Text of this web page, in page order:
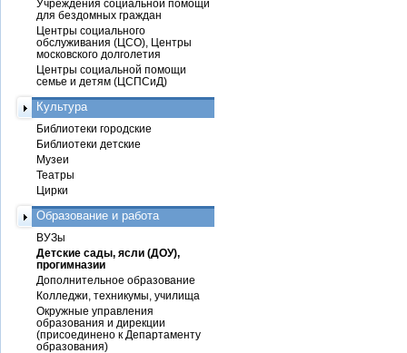
Учреждения социальной помощи
для бездомных граждан
Центры социального
обслуживания (ЦСО), Центры
московского долголетия
Центры социальной помощи
семье и детям (ЦСПСиД)
Культура
Библиотеки городские
Библиотеки детские
Музеи
Театры
Цирки
Образование и работа
ВУЗы
Детские сады, ясли (ДОУ),
прогимназии
Дополнительное образование
Колледжи, техникумы, училища
Окружные управления
образования и дирекции
(присоединено к Департаменту
образования)